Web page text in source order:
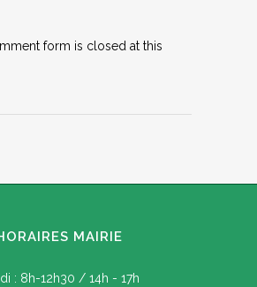
form is closed at this
MAIRIE
: 8h-12h30 / 14h - 17h